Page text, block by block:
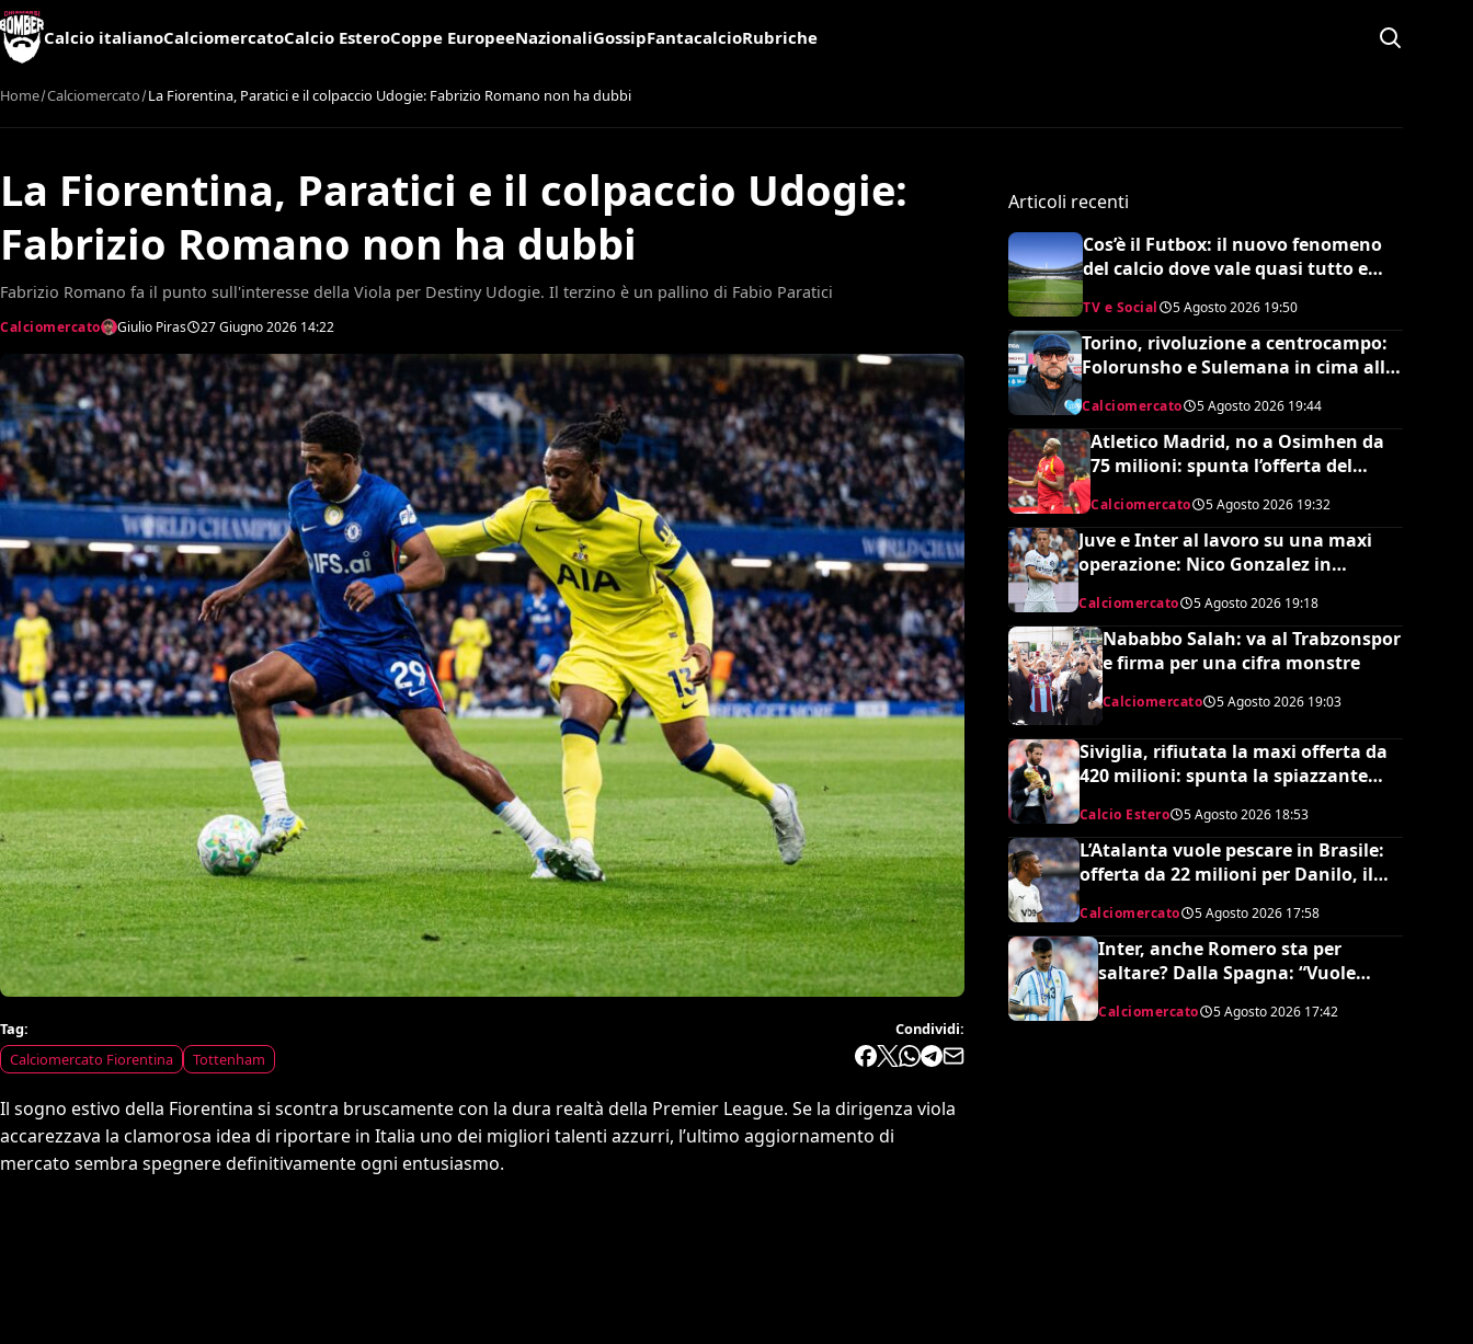
Calcio italianoCalciomercatoCalcio EsteroCoppe EuropeeNazionaliGossipFantacalcioRubriche
Home Calciomercato La Fiorentina, Paratici e il colpaccio Udogie: Fabrizio Romano non ha dubbi
La Fiorentina, Paratici e il colpaccio Udogie:
Fabrizio Romano non ha dubbi
Fabrizio Romano fa il punto sull'interesse della Viola per Destiny Udogie. Il terzino è un pallino di Fabio Paratici
Calciomercato Giulio Piras 27 Giugno 2026 14:22
Tag:
Calciomercato Fiorentina
Tottenham
Condividi:
Il sogno estivo della Fiorentina si scontra bruscamente con la dura realtà della Premier League. Se la dirigenza viola
accarezzava la clamorosa idea di riportare in Italia uno dei migliori talenti azzurri, l’ultimo aggiornamento di
mercato sembra spegnere definitivamente ogni entusiasmo.
Articoli recenti
Cos’è il Futbox: il nuovo fenomeno
del calcio dove vale quasi tutto e
TV e Social 5 Agosto 2026 19:50
Torino, rivoluzione a centrocampo:
Folorunsho e Sulemana in cima alla
Calciomercato 5 Agosto 2026 19:44
Atletico Madrid, no a Osimhen da
75 milioni: spunta l’offerta del
Calciomercato 5 Agosto 2026 19:32
Juve e Inter al lavoro su una maxi
operazione: Nico Gonzalez in
Calciomercato 5 Agosto 2026 19:18
Nababbo Salah: va al Trabzonspor
e firma per una cifra monstre
Calciomercato 5 Agosto 2026 19:03
Siviglia, rifiutata la maxi offerta da
420 milioni: spunta la spiazzante
clausola “anti-Ramos”
Calcio Estero 5 Agosto 2026 18:53
L’Atalanta vuole pescare in Brasile:
offerta da 22 milioni per Danilo, il
Calciomercato 5 Agosto 2026 17:58
Inter, anche Romero sta per
saltare? Dalla Spagna: “Vuole
Calciomercato 5 Agosto 2026 17:42